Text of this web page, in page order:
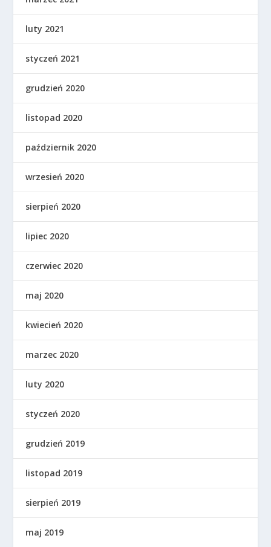
luty 2021
styczeń 2021
grudzień 2020
listopad 2020
październik 2020
wrzesień 2020
sierpień 2020
lipiec 2020
czerwiec 2020
maj 2020
kwiecień 2020
marzec 2020
luty 2020
styczeń 2020
grudzień 2019
listopad 2019
sierpień 2019
maj 2019